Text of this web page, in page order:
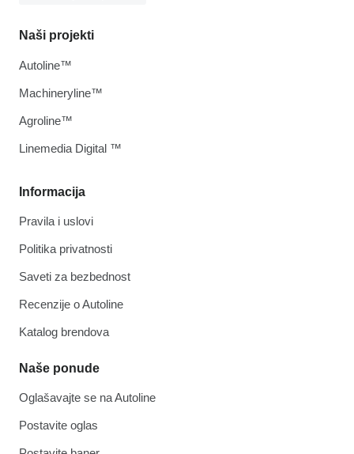
Informacija
Pravila i uslovi
Politika privatnosti
Saveti za bezbednost
Recenzije o Autoline
Katalog brendova
Naše ponude
Oglašavajte se na Autoline
Postavite oglas
Naši projekti
Autoline™
Machineryline™
Agroline™
Linemedia Digital ™